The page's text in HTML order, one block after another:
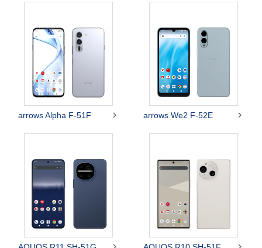
arrows Alpha F-51F  arrows We2 F-52E 